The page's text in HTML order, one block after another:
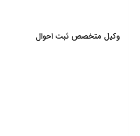
وکیل متخصص ثبت احوال